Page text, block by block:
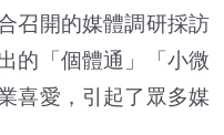
召開的媒體調研採訪
的「個體通」「小微
喜愛，引起了眾多媒